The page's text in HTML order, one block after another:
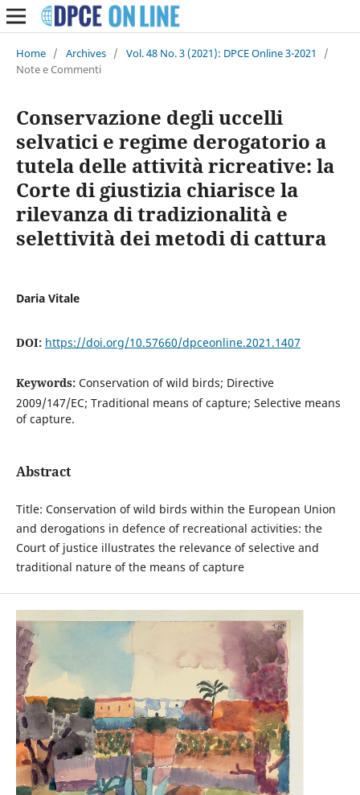
Home / Archives / Vol. 48 No. 3 (2021): DPCE Online 3-2021
/
Note e Commenti
Conservazione degli uccelli
selvatici e regime derogatorio a
tutela delle attività ricreative: la
Corte di giustizia chiarisce la
rilevanza di tradizionalità e
selettività dei metodi di cattura
Daria Vitale
DOI: https://doi.org/10.57660/dpceonline.2021.1407
Keywords: Conservation of wild birds; Directive
2009/147/EC; Traditional means of capture; Selective means
of capture.
Abstract
Title: Conservation of wild birds within the European Union
and derogations in defence of recreational activities: the
Court of justice illustrates the relevance of selective and
traditional nature of the means of capture